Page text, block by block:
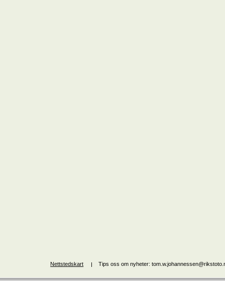
Nettstedskart Tips oss om nyheter: